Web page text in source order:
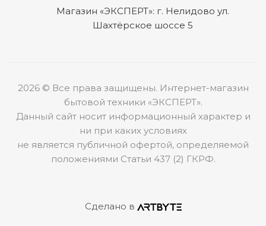
Магазин «ЭКСПЕРТ»: г. Нелидово ул.
Шахтёрское шоссе 5
2026 © Все права защищены. Интернет-магазин
бытовой техники «ЭКСПЕРТ».
Данный сайт носит информационный характер и
ни при каких условиях
не является публичной офертой, определяемой
положениями Статьи 437 (2) ГКРФ.
Сделано в